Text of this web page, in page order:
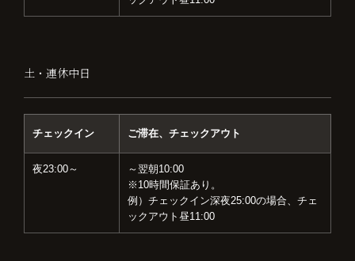
土・連休中日
チェックイン ご滞在、チェックアウト
夜23:00～
～翌朝10:00
※10時間保証あり。
例）チェックイン深夜25:00の場合、チェ
ックアウト昼11:00